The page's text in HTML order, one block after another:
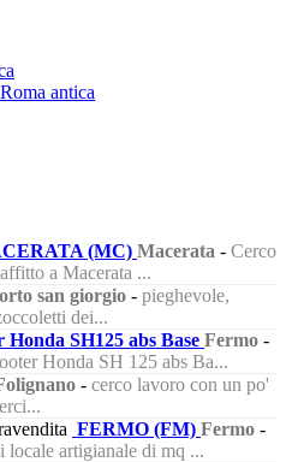
(MC) Macerata - Cerco
a Macerata ...
san giorgio - pieghevole,
dei...
Honda SH125 abs Base Fermo -
Honda SH 125 abs Ba...
- cerco lavoro con un po'
FERMO (FM) Fermo -
locale artigianale di mq ...